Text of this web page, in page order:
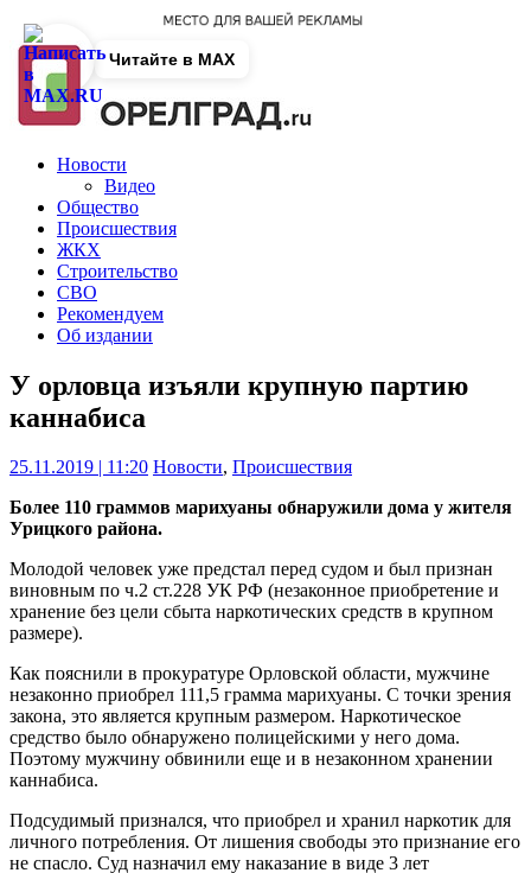
Новости
Видео
Общество
Происшествия
ЖКХ
Строительство
СВО
Рекомендуем
Об издании
У орловца изъяли крупную партию
каннабиса
25.11.2019 | 11:20 Новости, Происшествия
Более 110 граммов марихуаны обнаружили дома у жителя
Урицкого района.
Молодой человек уже предстал перед судом и был признан
виновным по ч.2 ст.228 УК РФ (незаконное приобретение и
хранение без цели сбыта наркотических средств в крупном
размере).
Как пояснили в прокуратуре Орловской области, мужчине
незаконно приобрел 111,5 грамма марихуаны. С точки зрения
закона, это является крупным размером. Наркотическое
средство было обнаружено полицейскими у него дома.
Поэтому мужчину обвинили еще и в незаконном хранении
каннабиса.
Подсудимый признался, что приобрел и хранил наркотик для
личного потребления. От лишения свободы это признание его
не спасло. Суд назначил ему наказание в виде 3 лет
Читайте в MAX